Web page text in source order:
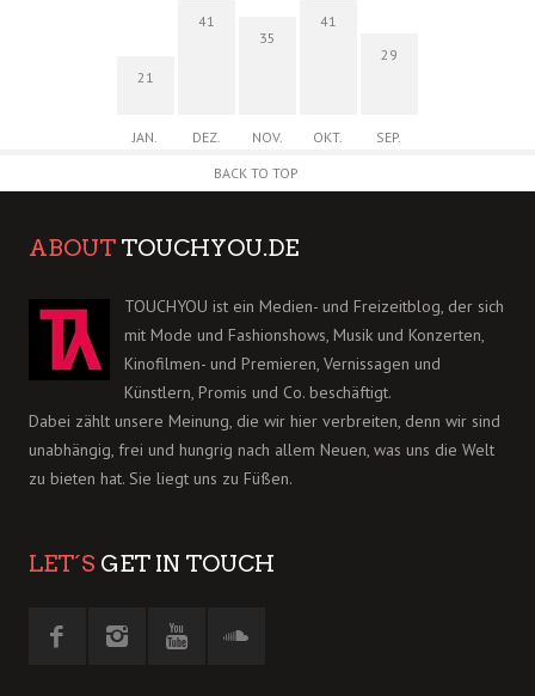
21
JAN.
41
DEZ.
35
NOV.
41
OKT.
29
SEP.
BACK TO TOP
ABOUT TOUCHYOU.DE
TOUCHYOU ist ein Medien- und Freizeitblog, der sich
mit Mode und Fashionshows, Musik und Konzerten,
Kinofilmen- und Premieren, Vernissagen und
Künstlern, Promis und Co. beschäftigt.
Dabei zählt unsere Meinung, die wir hier verbreiten, denn wir sind
unabhängig, frei und hungrig nach allem Neuen, was uns die Welt
zu bieten hat. Sie liegt uns zu Füßen.
LET´S GET IN TOUCH